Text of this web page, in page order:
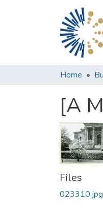
Home
[A
Files
023310.jpg